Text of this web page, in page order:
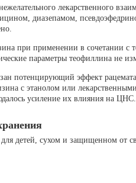
лекарственного
диазепамом,
при применении в сочетании с
параметры теофиллина не
потенцирующий эффект
с этанолом или
усиление их влияния на ЦНС.
детей, сухом и защищенном от